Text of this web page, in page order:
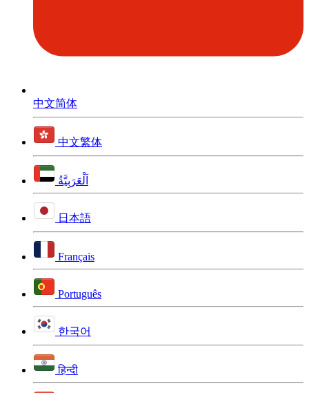
中文简体
中文繁体
اَلْعَرَبِيَّةُ
日本語
Français
Português
한국어
हिन्दी